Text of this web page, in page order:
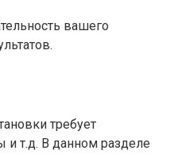
вашего
требует
и т.д. В данном разделе